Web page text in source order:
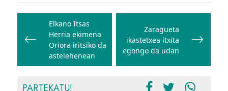
Bidalketetan
zehar
nabigatu
Elkano Itsas
Herria ekimena
Oriora iritsiko da
astelehenean
Zaragueta
ikastetxea itxita
egongo da udan
PARTEKATU!